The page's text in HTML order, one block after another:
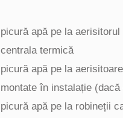
picură apă pe la aerisitorul
centrala termică
picură apă pe la
montate în instalație (dacă
picură apă pe la robineții